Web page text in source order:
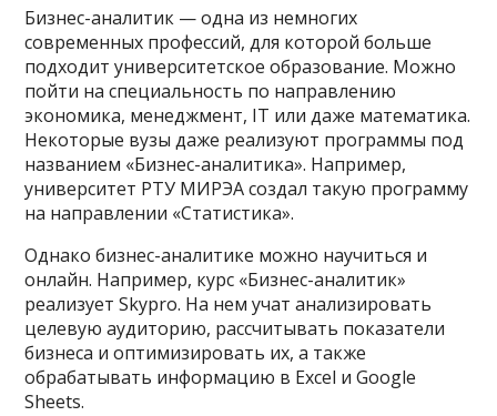
Бизнес-аналитик — одна из немногих
современных профессий, для которой больше
подходит университетское образование. Можно
пойти на специальность по направлению
экономика, менеджмент, IT или даже математика.
Некоторые вузы даже реализуют программы под
названием «‎Бизнес-аналитика». Например,
университет РТУ МИРЭА создал такую программу
на направлении «‎Статистика».
Однако бизнес-аналитике можно научиться и
онлайн. Например, курс «Бизнес-аналитик»
реализует Skypro. На нем учат анализировать
целевую аудиторию, рассчитывать показатели
бизнеса и оптимизировать их, а также
обрабатывать информацию в Excel и Google
Sheets.